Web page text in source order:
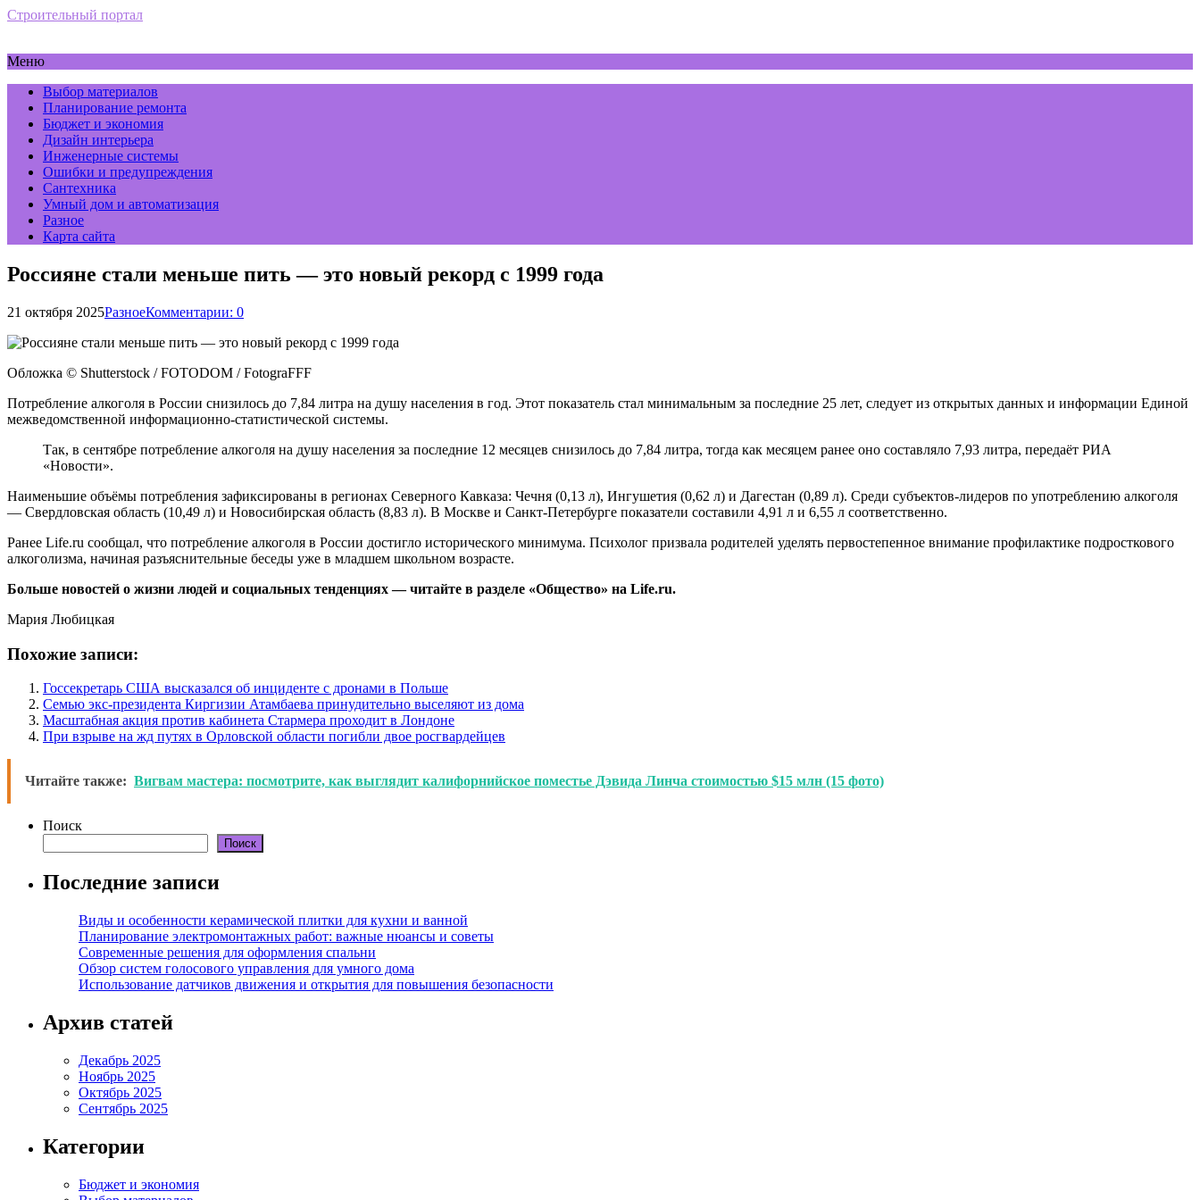
Строительный портал
Меню
Выбор материалов
Планирование ремонта
Бюджет и экономия
Дизайн интерьера
Инженерные системы
Ошибки и предупреждения
Сантехника
Умный дом и автоматизация
Разное
Карта сайта
Россияне стали меньше пить — это новый рекорд с 1999 года
21 октября 2025РазноеКомментарии: 0
Обложка © Shutterstock / FOTODOM / FotograFFF
Потребление алкоголя в России снизилось до 7,84 литра на душу населения в год. Этот показатель стал минимальным за последние 25 лет, следует из открытых данных и информации Единой
межведомственной информационно-статистической системы.
Так, в сентябре потребление алкоголя на душу населения за последние 12 месяцев снизилось до 7,84 литра, тогда как месяцем ранее оно составляло 7,93 литра, передаёт РИА
«Новости».
Наименьшие объёмы потребления зафиксированы в регионах Северного Кавказа: Чечня (0,13 л), Ингушетия (0,62 л) и Дагестан (0,89 л). Среди субъектов-лидеров по употреблению алкоголя
— Свердловская область (10,49 л) и Новосибирская область (8,83 л). В Москве и Санкт-Петербурге показатели составили 4,91 л и 6,55 л соответственно.
Ранее Life.ru сообщал, что потребление алкоголя в России достигло исторического минимума. Психолог призвала родителей уделять первостепенное внимание профилактике подросткового
алкоголизма, начиная разъяснительные беседы уже в младшем школьном возрасте.
Больше новостей о жизни людей и социальных тенденциях — читайте в разделе «Общество» на Life.ru.
Мария Любицкая
Похожие записи:
Госсекретарь США высказался об инциденте с дронами в Польше
Семью экс-президента Киргизии Атамбаева принудительно выселяют из дома
Масштабная акция против кабинета Стармера проходит в Лондоне
При взрыве на жд путях в Орловской области погибли двое росгвардейцев
Читайте также: Вигвам мастера: посмотрите, как выглядит калифорнийское поместье Дэвида Линча стоимостью $15 млн (15 фото)
Поиск
Поиск
Последние записи
Виды и особенности керамической плитки для кухни и ванной
Планирование электромонтажных работ: важные нюансы и советы
Современные решения для оформления спальни
Обзор систем голосового управления для умного дома
Использование датчиков движения и открытия для повышения безопасности
Архив статей
Декабрь 2025
Ноябрь 2025
Октябрь 2025
Сентябрь 2025
Категории
Бюджет и экономия